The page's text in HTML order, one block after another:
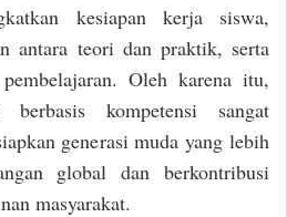
kesiapan kerja siswa,
antara teori dan praktik, serta
Oleh karena itu,
berbasis kompetensi sangat
generasi muda yang lebih
global dan berkontribusi
masyarakat.